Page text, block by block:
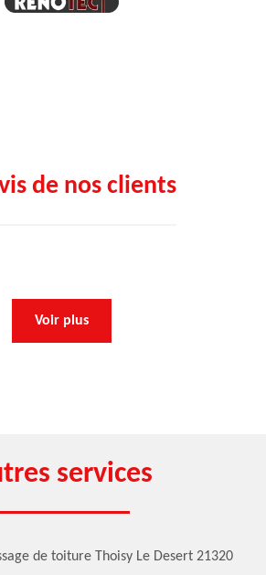
de nos clients
Voir plus
services
de toiture Thoisy Le Desert 21320